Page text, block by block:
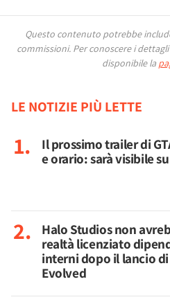
Questo contenuto potrebbe
commissioni. Per conoscere i
disponibile la
LE NOTIZIE PIÙ LETTE
Il prossimo trailer di
e orario: sarà visibile
Halo Studios non
realtà licenziato
interni dopo il lancio
Evolved